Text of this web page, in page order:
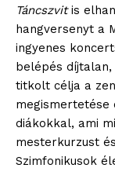
Táncszvitis
hangversenyt a
ingyenes
belépés
titkolt célja a
diákokkal, ami
mesterkurzust
Szimfonikusok